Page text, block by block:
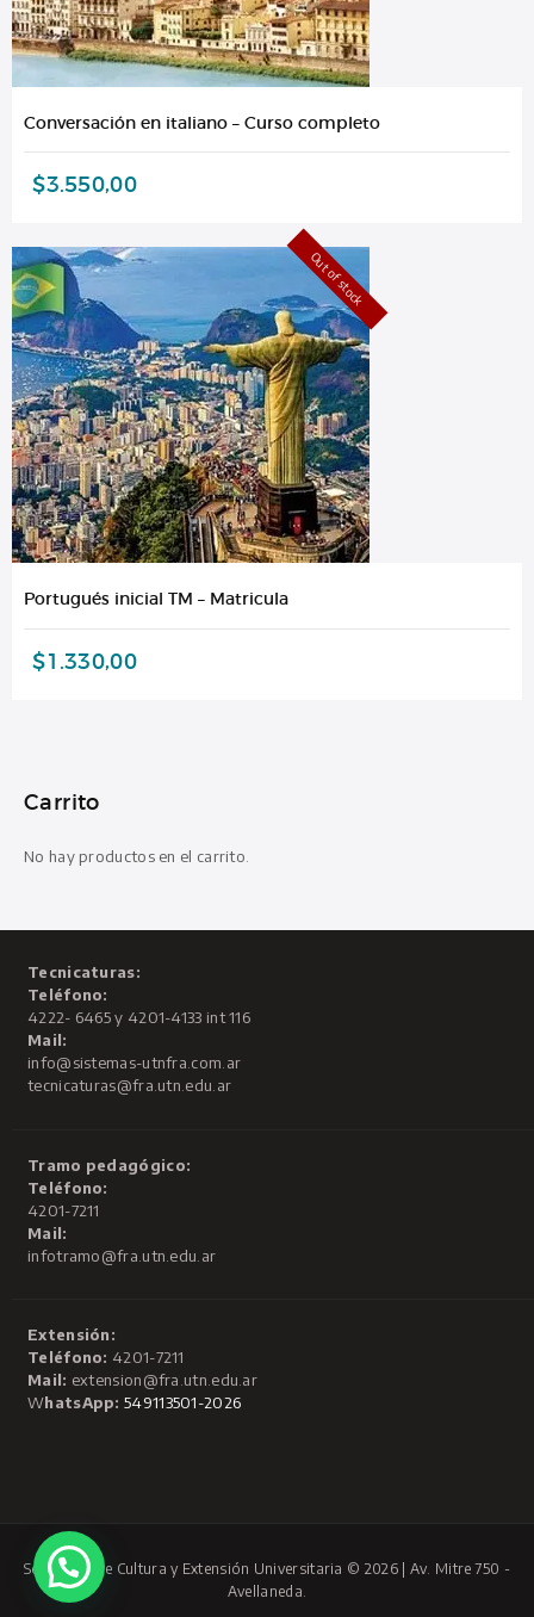
Conversación en italiano – Curso completo
$3.550,00
Out of stock
Portugués inicial TM – Matricula
$1.330,00
Carrito
No hay productos en el carrito.
Tecnicaturas:
Teléfono:
4222- 6465 y 4201-4133 int 116
Mail:
info@sistemas-utnfra.com.ar
tecnicaturas@fra.utn.edu.ar
Tramo pedagógico:
Teléfono:
4201-7211
Mail:
infotramo@fra.utn.edu.ar
Extensión:
Teléfono: 4201-7211
Mail: extension@fra.utn.edu.ar
WhatsApp: 549113501-2026
Secretaría de Cultura y Extensión Universitaria © 2026 | Av. Mitre 750 -
Avellaneda.